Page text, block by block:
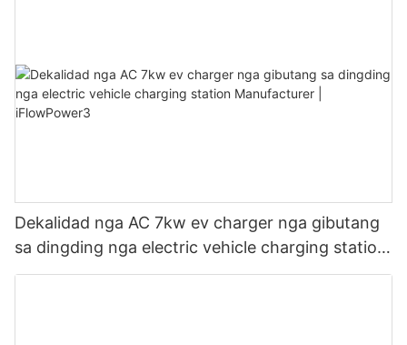
Dekalidad nga AC 7kw ev charger nga gibutang
sa dingding nga electric vehicle charging station
Manufacturer | iFlowPower3